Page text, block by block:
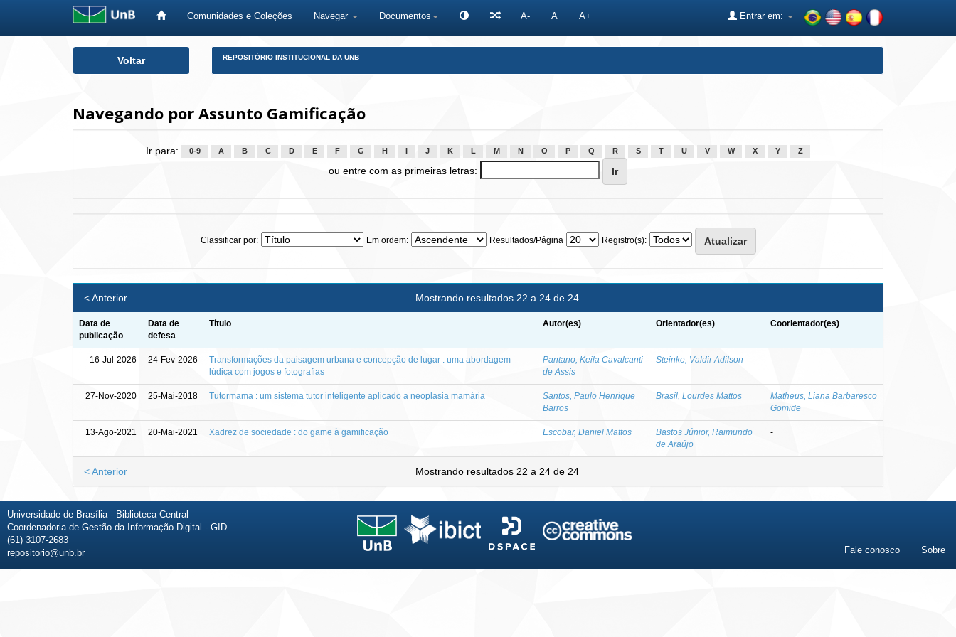
Comunidades e Coleções Navegar Documentos A- A A+ Entrar em:
Voltar REPOSITÓRIO INSTITUCIONAL DA UNB
Navegando por Assunto Gamificação
Ir para: 0-9 A B C D E F G H J K L M N O P Q R S T U V W X Y Z
ou entre com as primeiras letras:
Classificar por: Em ordem: Resultados/Página Registro(s):
Mostrando resultados 22 a 24 de 24
< Anterior
Data de
publicação
Data de
defesa
Título Autor(es) Orientador(es) Coorientador(es)
16-Jul-2026 24-Fev-2026
Transformações da paisagem urbana e concepção de lugar : uma abordagem
lúdica com jogos e fotografias
Pantano, Keila Cavalcanti
de Assis
Steinke, Valdir Adilson -
27-Nov-2020 25-Mai-2018 Tutormama : um sistema tutor inteligente aplicado a neoplasia mamária
Santos, Paulo Henrique
Barros
Brasil, Lourdes Mattos
Matheus, Liana Barbaresco
Gomide
13-Ago-2021 20-Mai-2021 Xadrez de sociedade : do game à gamificação Escobar, Daniel Mattos
Bastos Júnior, Raimundo
de Araújo
-
Mostrando resultados 22 a 24 de 24
< Anterior
Universidade de Brasília - Biblioteca Central
Coordenadoria de Gestão da Informação Digital - GID
(61) 3107-2683
repositorio@unb.br
Fale conosco Sobre